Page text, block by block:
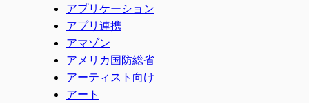
アプリケーション
アプリ連携
アマゾン
アメリカ国防総省
アーティスト向け
アート